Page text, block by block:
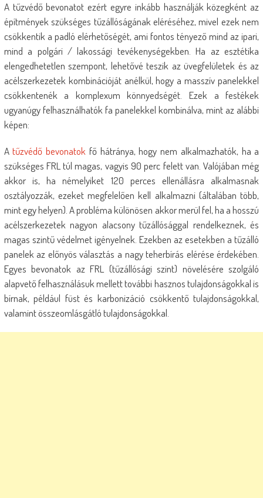
A tűzvédő bevonatot ezért egyre inkább használják közegként az
építmények szükséges tűzállóságának eléréséhez, mivel ezek nem
csökkentik a padló elérhetőségét, ami fontos tényező mind az ipari,
mind a polgári / lakossági tevékenységekben. Ha az esztétika
elengedhetetlen szempont, lehetővé teszik az üvegfelületek és az
acélszerkezetek kombinációját anélkül, hogy a masszív panelekkel
csökkentenék a komplexum könnyedségét. Ezek a festékek
ugyanúgy felhasználhatók fa panelekkel kombinálva, mint az alábbi
képen:
Atűzvédő bevonatok fő hátránya, hogy nem alkalmazhatók, ha a
szükséges FRL túl magas, vagyis 90 perc felett van. Valójában még
akkor is, ha némelyiket 120 perces ellenállásra alkalmasnak
osztályozzák, ezeket megfelelően kell alkalmazni (általában több,
mint egy helyen). A probléma különösen akkor merül fel, ha a hosszú
acélszerkezetek nagyon alacsony tűzállósággal rendelkeznek, és
magas szintű védelmet igényelnek. Ezekben az esetekben a tűzálló
panelek az előnyös választás a nagy teherbírás elérése érdekében.
Egyes bevonatok az FRL (tűzállósági szint) növelésére szolgáló
alapvető felhasználásuk mellett további hasznos tulajdonságokkal is
bírnak, például füst és karbonizáció csökkentő tulajdonságokkal,
valamint összeomlásgátló tulajdonságokkal.